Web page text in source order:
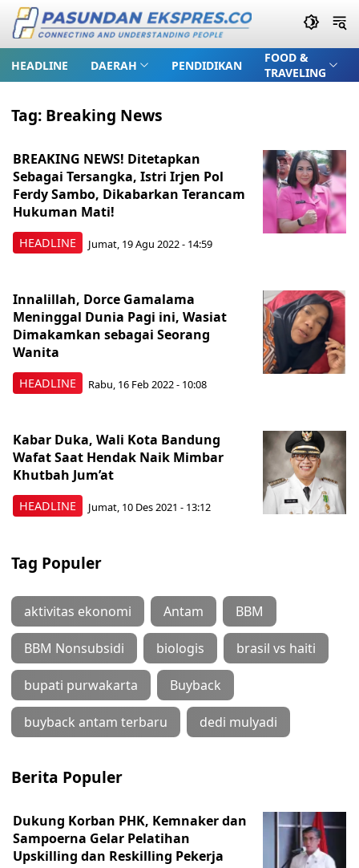
HEADLINE DAERAH PENDIDIKAN
FOOD &
TRAVELING
Tag: Breaking News
HEADLINE
BREAKING NEWS! Ditetapkan
Sebagai Tersangka, Istri Irjen Pol
Ferdy Sambo, Dikabarkan Terancam
Hukuman Mati!
Jumat, 19 Agu 2022 - 14:59
HEADLINE
Innalillah, Dorce Gamalama
Meninggal Dunia Pagi ini, Wasiat
Dimakamkan sebagai Seorang
Wanita
Rabu, 16 Feb 2022 - 10:08
HEADLINE
Kabar Duka, Wali Kota Bandung
Wafat Saat Hendak Naik Mimbar
Khutbah Jum’at
Jumat, 10 Des 2021 - 13:12
Tag Populer
aktivitas ekonomi Antam BBM
BBM Nonsubsidi biologis brasil vs haiti
bupati purwakarta Buyback
buyback antam terbaru dedi mulyadi
Berita Populer
Dukung Korban PHK, Kemnaker dan
Sampoerna Gelar Pelatihan
Upskilling dan Reskilling Pekerja